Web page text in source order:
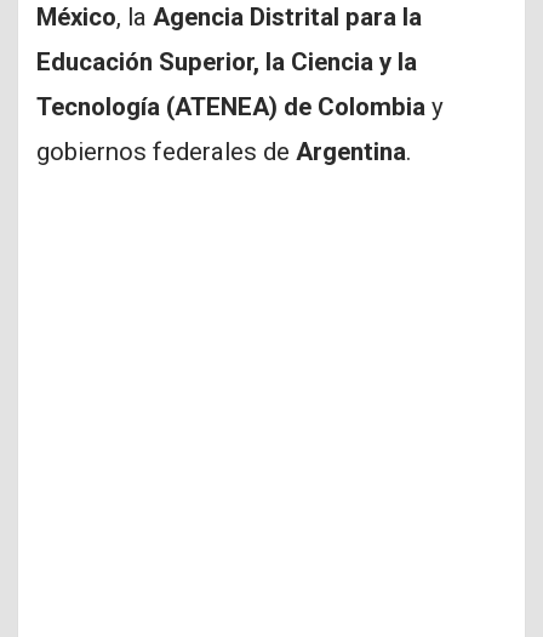
México, la Agencia Distrital para la
Educación Superior, la Ciencia y la
Tecnología (ATENEA) de Colombia y
gobiernos federales de Argentina.